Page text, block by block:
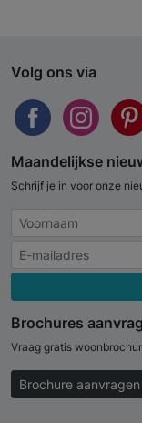
Volg ons via
Maandelijkse
Schrijf je in voor onze
Brochures
Vraag gratis
Brochure aanvragen